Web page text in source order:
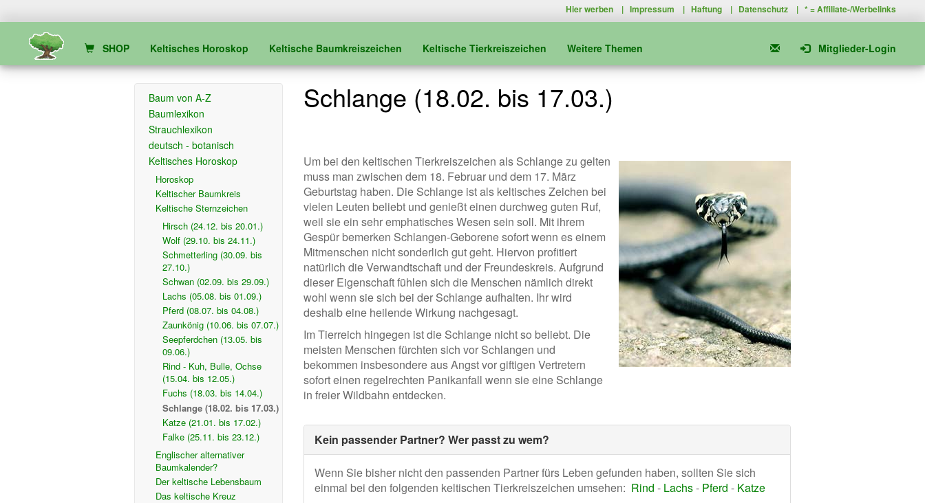
Hier werben |Impressum |Haftung | Datenschutz | * =Affiliate-/Werbelinks
SHOP Keltisches Horoskop Keltische Baumkreiszeichen Keltische Tierkreiszeichen Weitere Themen Mitglieder-Login
Baum von A-Z
Baumlexikon
Strauchlexikon
deutsch - botanisch
Keltisches Horoskop
Horoskop
Keltischer Baumkreis
Keltische Sternzeichen
Hirsch (24.12. bis 20.01.)
Wolf (29.10. bis 24.11.)
Schmetterling (30.09. bis
27.10.)
Schwan (02.09. bis 29.09.)
Lachs (05.08. bis 01.09.)
Pferd (08.07. bis 04.08.)
Zaunkönig (10.06. bis 07.07.)
Seepferdchen (13.05. bis
09.06.)
Rind - Kuh, Bulle, Ochse
(15.04. bis 12.05.)
Fuchs (18.03. bis 14.04.)
Schlange (18.02. bis 17.03.)
Katze (21.01. bis 17.02.)
Falke (25.11. bis 23.12.)
Englischer alternativer
Baumkalender?
Der keltische Lebensbaum
Das keltische Kreuz
Schlange (18.02. bis 17.03.)
Um bei den keltischen Tierkreiszeichen als Schlange zu gelten
muss man zwischen dem 18. Februar und dem 17. März
Geburtstag haben. Die Schlange ist als keltisches Zeichen bei
vielen Leuten beliebt und genießt einen durchweg guten Ruf,
weil sie ein sehr emphatisches Wesen sein soll. Mit ihrem
Gespür bemerken Schlangen-Geborene sofort wenn es einem
Mitmenschen nicht sonderlich gut geht. Hiervon profitiert
natürlich die Verwandtschaft und der Freundeskreis. Aufgrund
dieser Eigenschaft fühlen sich die Menschen nämlich direkt
wohl wenn sie sich bei der Schlange aufhalten. Ihr wird
deshalb eine heilende Wirkung nachgesagt.
Im Tierreich hingegen ist die Schlange nicht so beliebt. Die
meisten Menschen fürchten sich vor Schlangen und
bekommen insbesondere aus Angst vor giftigen Vertretern
sofort einen regelrechten Panikanfall wenn sie eine Schlange
in freier Wildbahn entdecken.
Kein passender Partner? Wer passt zu wem?
Wenn Sie bisher nicht den passenden Partner fürs Leben gefunden haben, sollten Sie sich
einmal bei den folgenden keltischen Tierkreiszeichen umsehen: Rind - Lachs- Pferd - Katze